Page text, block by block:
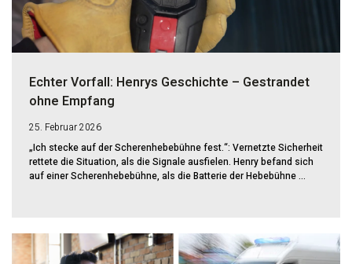
Echter Vorfall: Henrys Geschichte – Gestrandet
ohne Empfang
25. Februar 2026
„Ich stecke auf der Scherenhebebühne fest.“: Vernetzte Sicherheit
rettete die Situation, als die Signale ausfielen. Henry befand sich
auf einer Scherenhebebühne, als die Batterie der Hebebühne ...